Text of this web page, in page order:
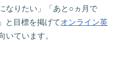
なりたい」「あと○ヵ月で
と目標を掲げてオンライン英
いています。